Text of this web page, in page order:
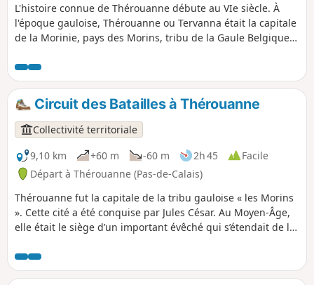
L'histoire connue de Thérouanne débute au VIe siècle. À
l'époque gauloise, Thérouanne ou Tervanna était la capitale
de la Morinie, pays des Morins, tribu de la Gaule Belgique.
Thérouanne. Il est très difficile de mettre en valeur ces
vestiges car Charles Quint avait décidé que la ville et tous
ses bâtiments seraient rasés ''jusque dans ses fondements’'.
Thérouanne -Delettes est une étape de la Francigéna.
Circuit des Batailles à Thérouanne
Collectivité territoriale
9,10 km
+60 m -60 m 2h 45
Facile
Départ à Thérouanne (Pas-de-Calais)
Thérouanne fut la capitale de la tribu gauloise « les Morins
». Cette cité a été conquise par Jules César. Au Moyen-Âge,
elle était le siège d’un important évêché qui s’étendait de la
siège de l’armée impériale de Charles Quint en 1553 car elle
était une enclave française. C'est un parcours en hommage